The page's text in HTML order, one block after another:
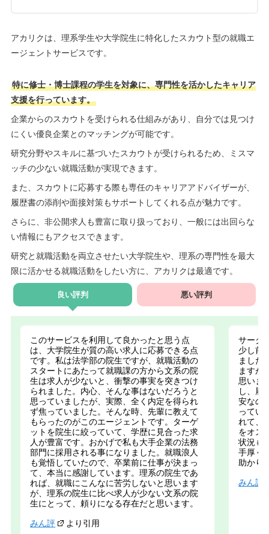
アカリクは、理系学生や大学院生に特化したスカウト型の就職エ
ージェントサービスです。
特に修士・博士課程の学生を対象に、専門性を活かしたキャリア
支援を行っています。
企業からのスカウトを受けられる仕組みがあり、自分では見つけ
にくい優良企業とのマッチングが可能です。
研究分野やスキルに基づいたスカウトが受けられるため、ミスマ
ッチの少ない就職活動が実現できます。
また、スカウトに応募する際も専任のキャリアアドバイザーが、
履歴書の添削や面接対策もサポートしてくれる点が魅力です。
さらに、非公開求人も豊富に取り扱っており、一般には出回らな
い情報にもアクセスできます。
研究と就職活動を両立させたい大学院生や、理系の専門性を最大
限に活かせる就職活動をしたい方に、アカリクは最適です。
良い評判 悪い評判
このサービスを利用して良かったと思う点
は、大学院生が質の高い求人に応募できる点
です。私は法学部の院生ですが、就職活動の
スタートにあたって就職課の方から文系の院
生は求人が少ないと、衝撃の事実を突きつけ
られました。内心、そんな事はないだろうと
思っていましたが、実際、全く内定を得られ
ず焦っていました。そんな時、先輩に教えて
もらったのがこのエージェントです。ターゲ
ットを院生に絞っていて、学歴に見合った求
人が豊富です。おかげで私も大手企業の法務
部門に採用される事になりました。就職浪人
も覚悟していたので、卒業前に仕事が決まっ
て、本当に感謝しています。理系の院生であ
れば、就職にこんなに苦労しないと思います
が、理系の院生に比べ求人が少ない文系の院
生にとって、頼りになる存在だと思います。
みん評 より引用
サーク
少し前
ました
ますが
思いま
し、履
安なの
ってい
れて、
をオス
状況も
手厚く
助かり
みん評